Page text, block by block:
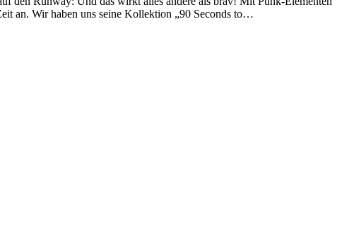
an. Wir haben uns seine Kollektion „90 Seconds to…